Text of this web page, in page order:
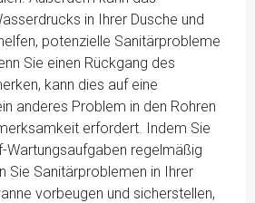
in Ihrer Dusche und
potenzielle Sanitärprobleme
Sie einen Rückgang des
kann dies auf eine
anderes Problem in den Rohren
erfordert. Indem Sie
Wartungsaufgaben regelmäßig
Sie Sanitärproblemen in Ihrer
vorbeugen und sicherstellen,